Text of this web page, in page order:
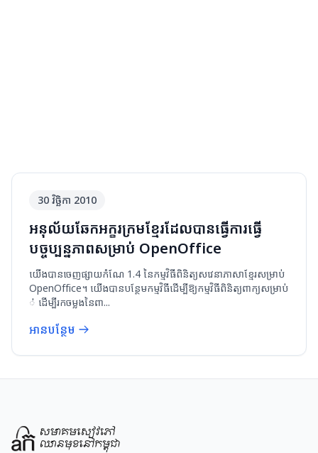
No image available
30 វិច្ឆិកា 2010
អនុល័យឆែកអក្ខរក្រមខ្មែរដែលបានធ្វើការធ្វើ
បច្ចុប្បន្នភាពសម្រាប់ OpenOffice
យើងបានចេញផ្សាយកំណែ 1.4 នៃកម្មវិធីពិនិត្យសវេនាភាសាខ្មែរសម្រាប់
OpenOffice។ យើងបានបន្ថែមកម្មវិធីដើម្បីឱ្យកម្មវិធីពិនិត្យពាក្យសម្រាប់
់ ដើម្បីរកចម្លងនៃពា...
អានបន្ថែម